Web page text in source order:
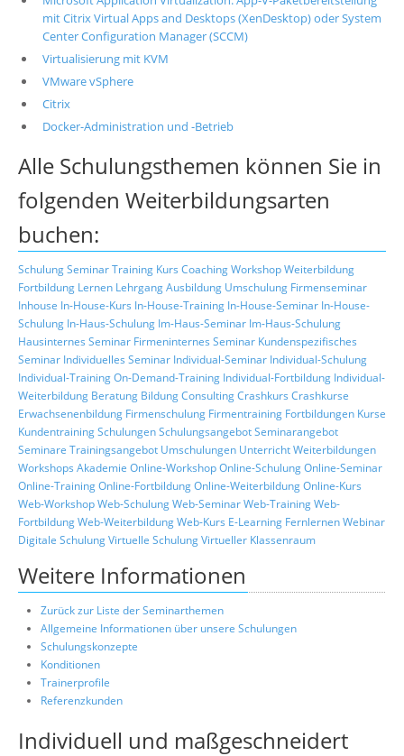
mit Citrix Virtual Apps and Desktops (XenDesktop) oder System
Center Configuration Manager (SCCM)
Virtualisierung mit KVM
VMware vSphere
Citrix
Docker-Administration und -Betrieb
Alle Schulungsthemen können Sie in
folgenden Weiterbildungsarten
buchen:
SchulungSeminarTraining Kurs CoachingWorkshopWeiterbildung
Fortbildung Lernen LehrgangAusbildung Umschulung Firmenseminar
Inhouse In-House-Kurs In-House-Training In-House-Seminar In-House-
Schulung In-Haus-Schulung Im-Haus-Seminar Im-Haus-Schulung
Hausinternes Seminar Firmeninternes Seminar Kundenspezifisches
Seminar Individuelles Seminar Individual-Seminar Individual-Schulung
Individual-TrainingOn-Demand-Training Individual-Fortbildung Individual-
Weiterbildung Beratung BildungConsultingCrashkurs Crashkurse
Erwachsenenbildung Firmenschulung Firmentraining Fortbildungen Kurse
KundentrainingSchulungenSchulungsangebotSeminarangebot
Seminare Trainingsangebot Umschulungen UnterrichtWeiterbildungen
Workshops Akademie Online-WorkshopOnline-SchulungOnline-Seminar
Online-TrainingOnline-FortbildungOnline-WeiterbildungOnline-Kurs
Web-WorkshopWeb-SchulungWeb-SeminarWeb-TrainingWeb-
FortbildungWeb-WeiterbildungWeb-Kurs E-Learning FernlernenWebinar
Digitale SchulungVirtuelle SchulungVirtueller Klassenraum
Weitere Informationen
Zurück zur Liste der Seminarthemen
Allgemeine Informationen über unsere Schulungen
Schulungskonzepte
Konditionen
Trainerprofile
Referenzkunden
Individuell und maßgeschneidert